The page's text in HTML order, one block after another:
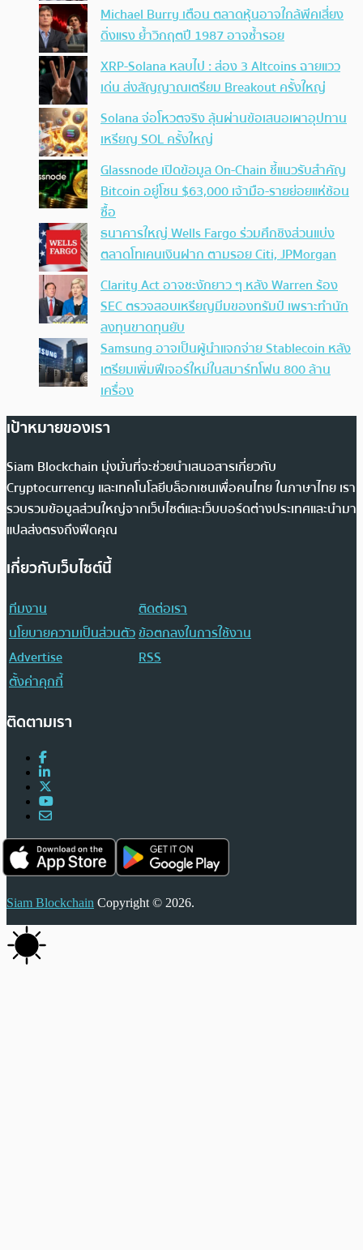
Michael Burry เตือน ตลาดหุ้นอาจใกล้พีคเสี่ยง
ดิ่งแรง ย้ำวิกฤตปี 1987 อาจซ้ำรอย
XRP-Solana หลบไป : ส่อง 3 Altcoins ฉายแวว
เด่น ส่งสัญญาณเตรียม Breakout ครั้งใหญ่
Solana จ่อโหวตจริง ลุ้นผ่านข้อเสนอเผาอุปทาน
เหรียญ SOL ครั้งใหญ่
Glassnode เปิดข้อมูล On-Chain ชี้แนวรับสำคัญ
Bitcoin อยู่โซน $63,000 เจ้ามือ-รายย่อยแห่ช้อน
ซื้อ
ธนาคารใหญ่ Wells Fargo ร่วมศึกชิงส่วนแบ่ง
ตลาดโทเคนเงินฝาก ตามรอย Citi, JPMorgan
Clarity Act อาจชะงักยาว ๆ หลัง Warren ร้อง
SEC ตรวจสอบเหรียญมีมของทรัมป์ เพราะทำนัก
ลงทุนขาดทุนยับ
Samsung อาจเป็นผู้นำแจกจ่าย Stablecoin หลัง
เตรียมเพิ่มฟีเจอร์ใหม่ในสมาร์ทโฟน 800 ล้าน
เครื่อง
เป้าหมายของเรา
Siam Blockchain มุ่งมั่นที่จะช่วยนำเสนอสารเกี่ยวกับ
Cryptocurrency และเทคโนโลยีบล็อกเชนเพื่อคนไทย ในภาษาไทย เรา
รวบรวมข้อมูลส่วนใหญ่จากเว็บไซต์และเว็บบอร์ดต่างประเทศและนำมา
แปลส่งตรงถึงฟีดคุณ
เกี่ยวกับเว็บไซต์นี้
ทีมงาน
ติดต่อเรา
นโยบายความเป็นส่วนตัวข้อตกลงในการใช้งาน
Advertise
RSS
ตั้งค่าคุกกี้
ติดตามเรา
Siam Blockchain Copyright © 2026.